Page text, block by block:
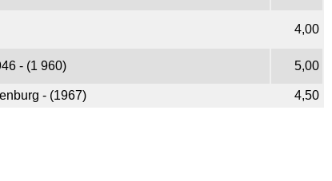
4,00
- (1 960) 5,00
- (1967)
4,50